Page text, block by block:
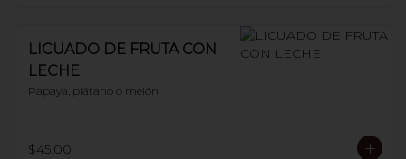
LICUADO DE FRUTA CON
LECHE
Papaya, plátano o melón
$45.00